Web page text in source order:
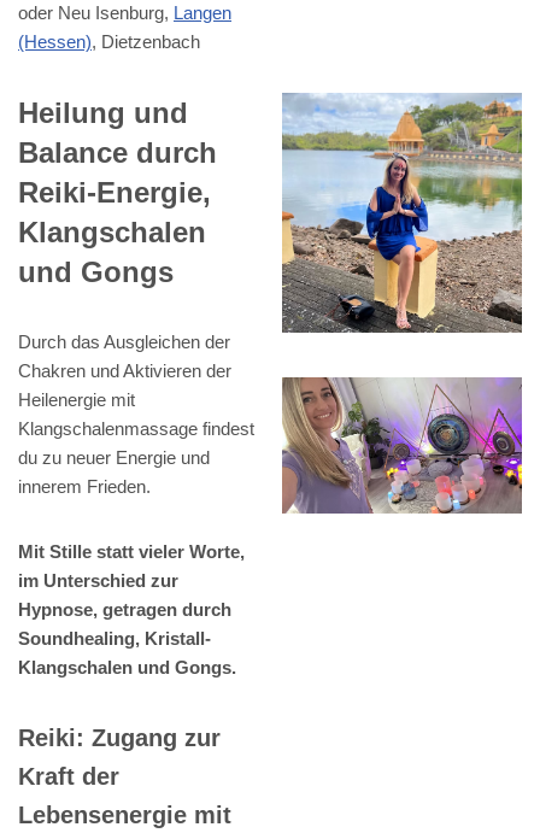
oder Neu Isenburg, Langen
(Hessen), Dietzenbach
Heilung und
Balance durch
Reiki-Energie,
Klangschalen
und Gongs
Durch das Ausgleichen der
Chakren und Aktivieren der
Heilenergie mit
Klangschalenmassage findest
du zu neuer Energie und
innerem Frieden.
Mit Stille statt vieler Worte,
im Unterschied zur
Hypnose, getragen durch
Soundhealing, Kristall-
Klangschalen und Gongs.
Reiki: Zugang zur
Kraft der
Lebensenergie mit